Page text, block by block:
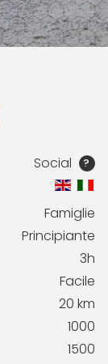
Social ?
Famiglie
Principiante
3h
Facile
20 km
1000
1500